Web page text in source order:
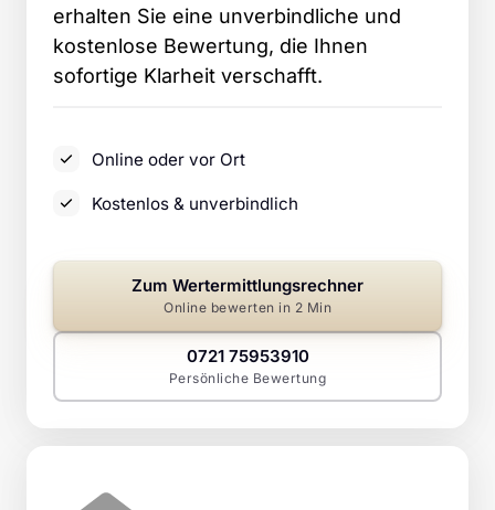
erhalten Sie eine unverbindliche
kostenlose Bewertung, die
sofortige Klarheit verschafft.
Online oder vor Ort
Kostenlos & unverbindlich
Zum Wertermittlungsrechner
Online bewerten in 2 Min
0721 75953910
Persönliche Bewertung